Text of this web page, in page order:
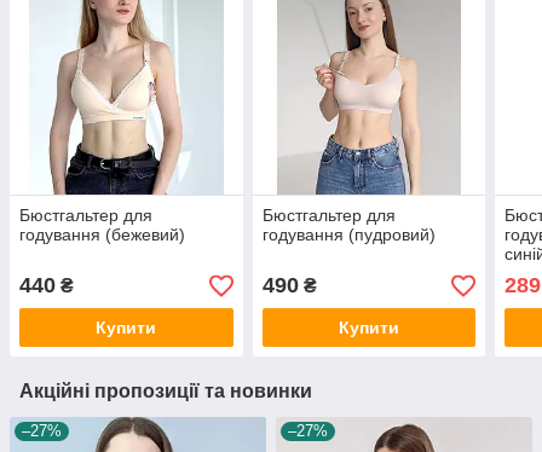
Бюстгальтер для
годування (бежевий)
440 ₴
Купити
Бюстгальтер для
годування (пудровий)
490₴
Купити
289
Акційні пропозиції та новинки
–27% –27%